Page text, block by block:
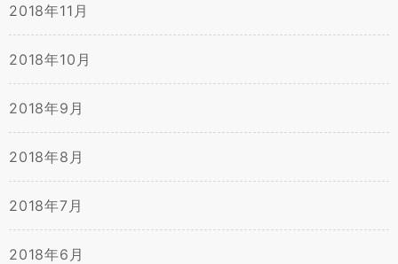
2018年11月
2018年10月
2018年9月
2018年8月
2018年7月
2018年6月